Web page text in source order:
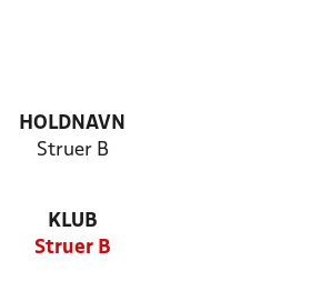
HOLDNAVN
Struer B
KLUB
Struer B